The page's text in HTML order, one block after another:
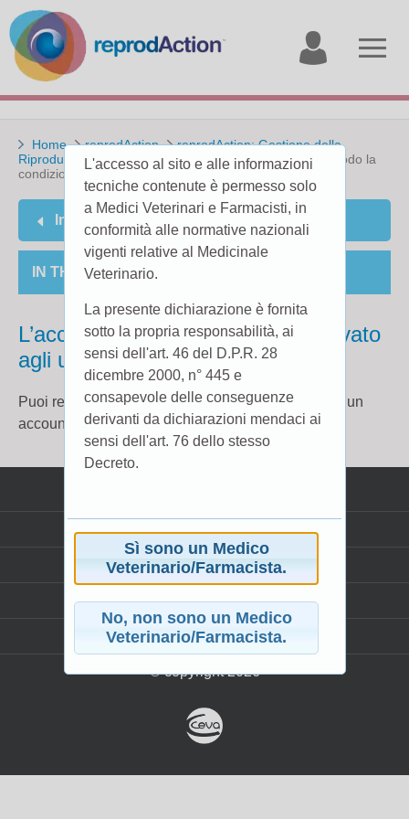
account
Home reprodAction
reprodAction: Gestione della
Riproduzione in Azione
Cause di infertilità
In che modo la
condizione corporea influenza la fertilità?
Indietro
IN THE SECTION
L’accesso a questa pagina è riservato
agli utenti registrati.
Puoi registrartihereper poter accedere. Se hai già un
account, accedi da here.
Privacy
Glossario
Avvertenze Legali
Mappa del sito
© copyright 2026
L'accesso al sito e alle informazioni
tecniche contenute è permesso solo
a Medici Veterinari e Farmacisti, in
conformità alle normative nazionali
vigenti relative al Medicinale
Veterinario.
La presente dichiarazione è fornita
sotto la propria responsabilità, ai
sensi dell'art. 46 del D.P.R. 28
dicembre 2000, n° 445 e
consapevole delle conseguenze
derivanti da dichiarazioni mendaci ai
sensi dell'art. 76 dello stesso
Decreto.
Sì sono un Medico
Veterinario/Farmacista.
No, non sono un Medico
Veterinario/Farmacista.